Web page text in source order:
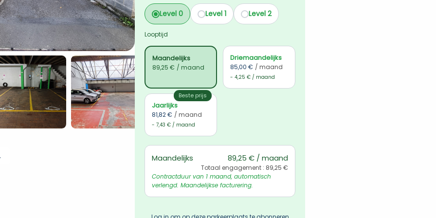
Level 0 Level 1 Level 2
Looptijd
Maandelijks
89,25 € / maand
Driemaandelijks
85,00 € / maand
- 4,25 € / maand
Beste prijs
Jaarlijks
81,82 € / maand
- 7,43 € / maand
Maandelijks 89,25 € / maand
Totaal engagement : 89,25 €
Contractduur van 1 maand, automatisch
verlengd. Maandelijkse facturering.